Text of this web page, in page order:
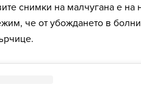
снимки на малчугана е на
че от убождането в